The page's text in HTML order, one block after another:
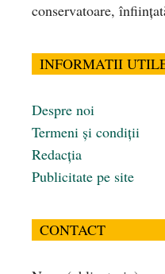
conservatoare,
INFORMATII
Despre noi
Termeni și condiții
Redacția
Publicitate pe site
CONTACT